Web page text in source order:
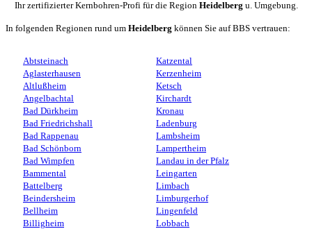
Ihr zertifizierter Kernbohren-Profi für die Region Heidelberg u. Umgebung.
In folgenden Regionen rund um Heidelberg können Sie auf BBS vertrauen:
Abtsteinach
Aglasterhausen
Altlußheim
Angelbachtal
Bad Dürkheim
Bad Friedrichshall
Bad Rappenau
Bad Schönborn
Bad Wimpfen
Bammental
Battelberg
Beindersheim
Bellheim
Billigheim
Katzental
Kerzenheim
Ketsch
Kirchardt
Kronau
Ladenburg
Lambsheim
Lampertheim
Landau in der Pfalz
Leingarten
Limbach
Limburgerhof
Lingenfeld
Lobbach